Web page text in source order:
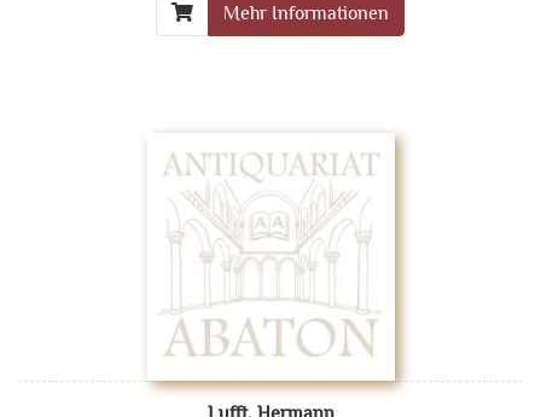
Mehr Informationen